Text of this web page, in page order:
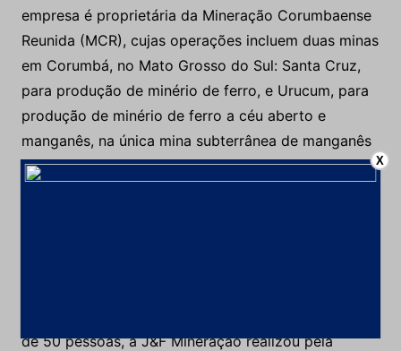
empresa é proprietária da Mineração Corumbaense
Reunida (MCR), cujas operações incluem duas minas
em Corumbá, no Mato Grosso do Sul: Santa Cruz,
para produção de minério de ferro, e Urucum, para
produção de minério de ferro a céu aberto e
manganês, na única mina subterrânea de manganês
em operação na região. Além disso, a J&F
de 50 pessoas, a J&F Mineração realizou pela
X